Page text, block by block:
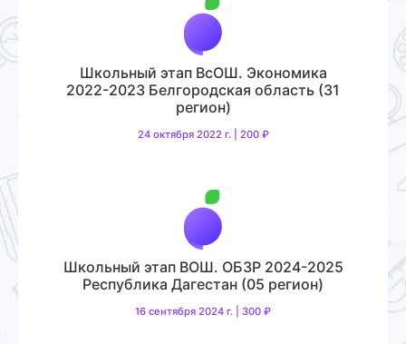
Школьный этап ВсОШ. Экономика
2022-2023 Белгородская область (31
регион)
24 октября 2022 г. | 200 ₽
Школьный этап ВОШ. ОБЗР 2024-2025
Республика Дагестан (05 регион)
16 сентября 2024 г. | 300 ₽